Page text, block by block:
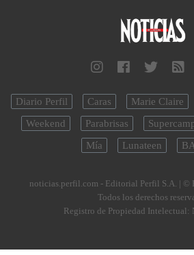
Diario Perfil Caras Marie Claire
Weekend
Parabrisas
Mía
Lunateen
noticias.perfil.com - Editorial Perfil S.A. | ©
Todos los derechos
Registro de Propiedad Intelectual: